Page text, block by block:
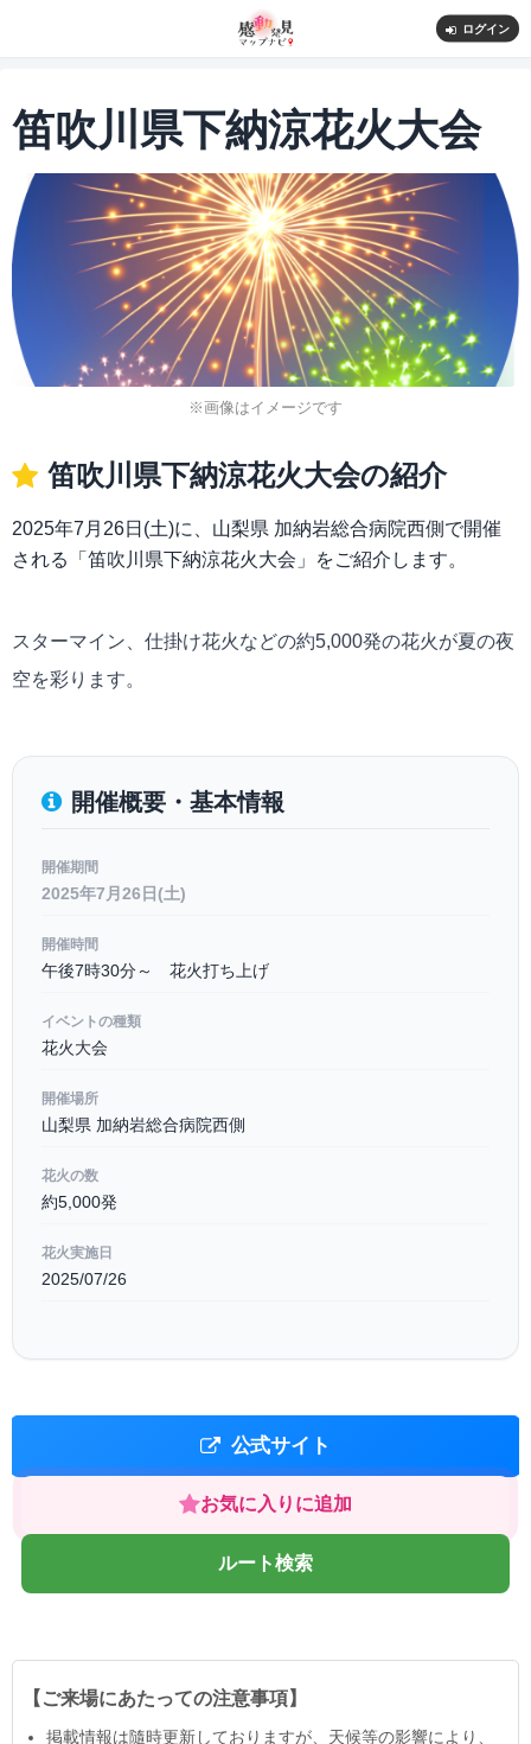
ログイン
笛吹川県下納涼花火大会
※画像はイメージです
笛吹川県下納涼花火大会の紹介
2025年7月26日(土)に、山梨県 加納岩総合病院西側で開催
される「笛吹川県下納涼花火大会」をご紹介します。
スターマイン、仕掛け花火などの約5,000発の花火が夏の夜
空を彩ります。
開催概要・基本情報
開催期間
2025年7月26日(土)
開催時間
午後7時30分～ 花火打ち上げ
イベントの種類
花火大会
開催場所
山梨県 加納岩総合病院西側
花火の数
約5,000発
花火実施日
2025/07/26
公式サイト
お気に入りに追加
ルート検索
【ご来場にあたっての注意事項】
掲載情報は隨時更新しておりますが、天候等の影響により、